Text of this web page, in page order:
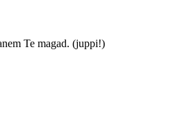
Te magad. (juppi!)